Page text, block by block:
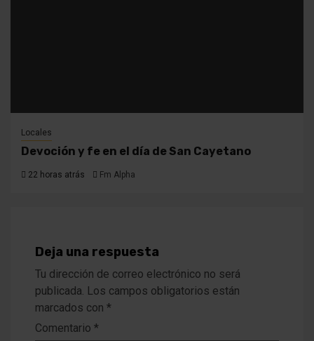
Locales
Devoción y fe en el día de San Cayetano
22 horas atrás Fm Alpha
Deja una respuesta
Tu dirección de correo electrónico no será
publicada. Los campos obligatorios están
marcados con *
Comentario *